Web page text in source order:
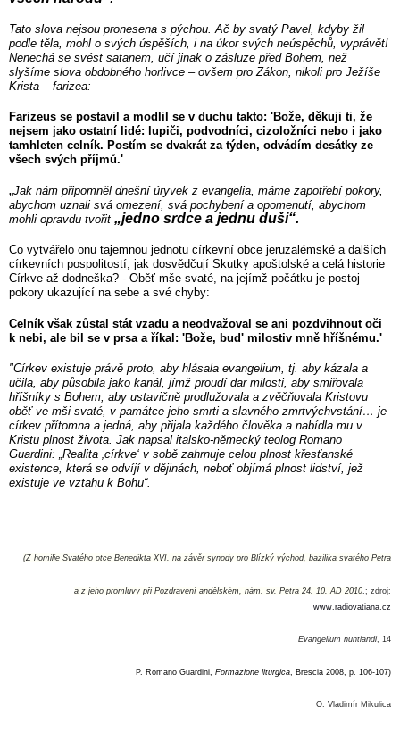
Tato slova nejsou pronesena s pýchou. Ač by svatý Pavel, kdyby žil
podle těla, mohl o svých úspěších, i na úkor svých neúspěchů, vyprávět!
Nenechá se svést satanem, učí jinak o zásluze před Bohem, než
slyšíme slova obdobného horlivce – ovšem pro Zákon, nikoli pro Ježíše
Krista – farizea:
Farizeus se postavil a modlil se v duchu takto: 'Bože, děkuji ti, že
nejsem jako ostatní lidé: lupiči, podvodníci, cizoložníci nebo i jako
tamhleten celník. Postím se dvakrát za týden, odvádím desátky ze
všech svých příjmů.'
„Jak nám připomněl dnešní úryvek z evangelia, máme zapotřebí pokory,
abychom uznali svá omezení, svá pochybení a opomenutí, abychom
mohli opravdu tvořit „jedno srdce a jednu duši“.
Co vytvářelo onu tajemnou jednotu církevní obce jeruzalémské a dalších
církevních pospolitostí, jak dosvědčují Skutky apoštolské a celá historie
Církve až dodneška? - Oběť mše svaté, na jejímž počátku je postoj
pokory ukazující na sebe a své chyby:
Celník však zůstal stát vzadu a neodvažoval se ani pozdvihnout oči
k nebi, ale bil se v prsa a říkal: 'Bože, bud' milostiv mně hříšnému.'
"Církev existuje právě proto, aby hlásala evangelium, tj. aby kázala a
učila, aby působila jako kanál, jímž proudí dar milosti, aby smiřovala
hříšníky s Bohem, aby ustavičně prodlužovala a zvěčňovala Kristovu
oběť ve mši svaté, v památce jeho smrti a slavného zmrtvýchvstání… je
církev přítomna a jedná, aby přijala každého člověka a nabídla mu v
Kristu plnost života. Jak napsal italsko-německý teolog Romano
Guardini: „Realita ‚církve‘ v sobě zahrnuje celou plnost křesťanské
existence, která se odvíjí v dějinách, neboť objímá plnost lidství, jež
existuje ve vztahu k Bohu“.
(Z homilie Svatého otce Benedikta XVI. na závěr synody pro Blízký východ, bazilika svatého Petra
a z jeho promluvy při Pozdravení andělském, nám. sv. Petra 24. 10. AD 2010 .; zdroj:
www.radiovatiana.cz
Evangelium nuntiandi, 14
P. Romano Guardini, Formazione liturgica , Brescia 2008, p. 106-107)
O. Vladimír Mikulica